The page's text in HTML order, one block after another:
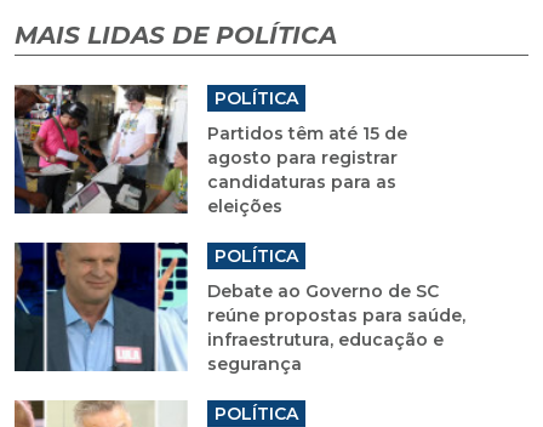
MAIS LIDAS DE POLÍTICA
POLÍTICA
Partidos têm até 15 de
agosto para registrar
candidaturas para as
eleições
POLÍTICA
Debate ao Governo de SC
reúne propostas para saúde,
infraestrutura, educação e
segurança
POLÍTICA